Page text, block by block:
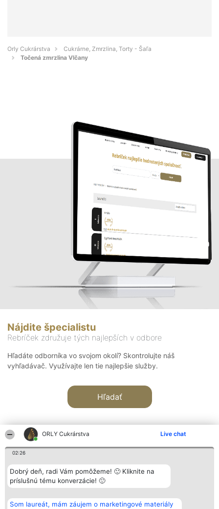
ORLY Cukrárstva Live chat
02:26
Dobrý deň, radi Vám pomôžeme! 🙂 Kliknite na
príslušnú tému konverzácie! 🙂
Som laureát, mám záujem o marketingové materiály
Orly Cukrárstva
Cukrárne, Zmrzlina, Torty - Šaľa
Točená zmrzlina Vlčany
Nájdite špecialistu
Rebríček združuje tých najlepších v odbore
Hľadáte odborníka vo svojom okolí? Skontrolujte náš
vyhľadávač. Využívajte len tie najlepšie služby.
Hľadať
Organizátor hodnotenia
Bright Side Solutions sp. z o.
o. sp. k.
Wrocław 50-079
KRS 0000749100 | Regon
Hodnotenie
Laureáti
Lista
Laureatów
Podmienky
Kontakt
Kontakt